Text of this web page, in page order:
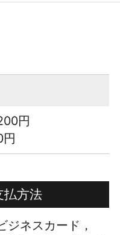
円
払方法
ジネスカード，